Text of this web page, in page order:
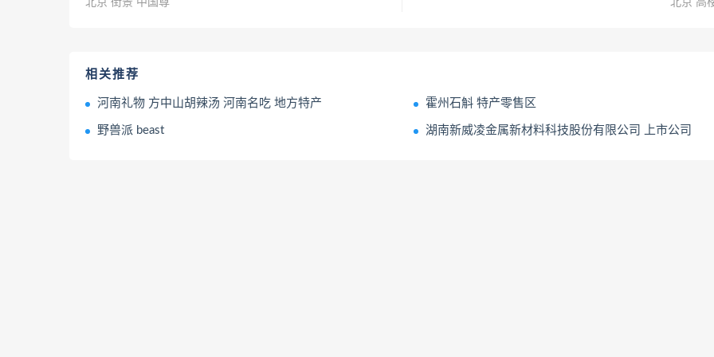
相关推荐
河南礼物 方中山胡辣汤 河南名吃 地方特产 霍州石斛 特产零售区
野兽派 beast 湖南新威凌金属新材料科技股份有限公司 上市公司